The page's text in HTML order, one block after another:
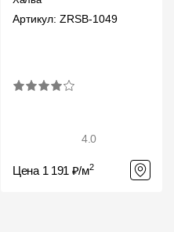
Артикул: ZRSB-1049
4.0
Цена 1 191 ₽/м2